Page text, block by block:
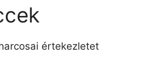
értekezletet